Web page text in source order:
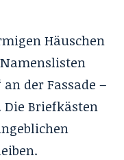
Häuschen
der Fassade –
Briefkästen